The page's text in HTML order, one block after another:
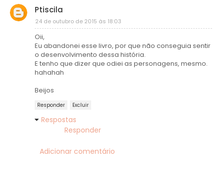
Ptiscila
24 de outubro de 2015 às 18:03
Oii,
Eu abandonei esse livro, por que não conseguia sentir
o desenvolvimento dessa história.
E tenho que dizer que odiei as personagens, mesmo.
hahahah
Beijos
Responder Excluir
Respostas
Responder
Adicionar comentário